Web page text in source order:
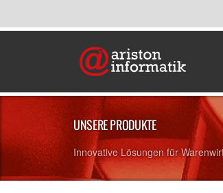
UNSERE PRODUKTE
Innovative Lösungen für